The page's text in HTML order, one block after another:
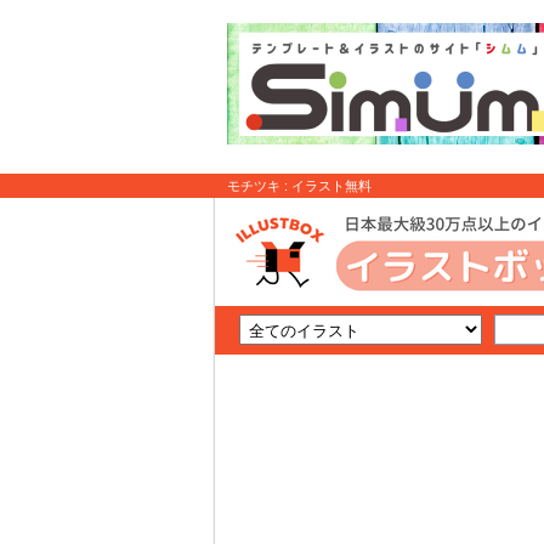
モチツキ : イラスト無料